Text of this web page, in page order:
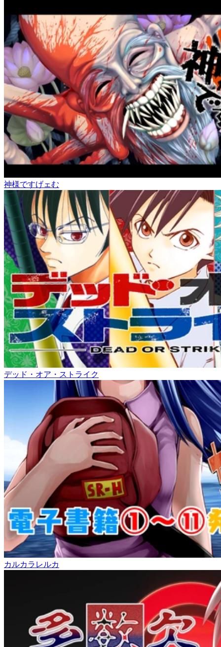
神様ですげェむ
デッド・オア・ストライク
カルカラレルカ